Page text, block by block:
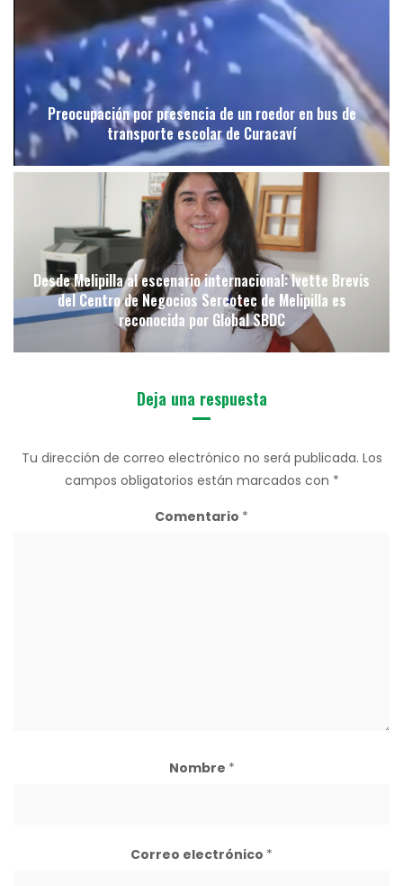
Preocupación por presencia de un roedor en bus de
transporte escolar de Curacaví
Desde Melipilla al escenario internacional: Ivette Brevis
del Centro de Negocios Sercotec de Melipilla es
reconocida por Global SBDC
Deja una respuesta
Tu dirección de correo electrónico no será publicada. Los
campos obligatorios están marcados con *
Comentario *
Nombre *
Correo electrónico *